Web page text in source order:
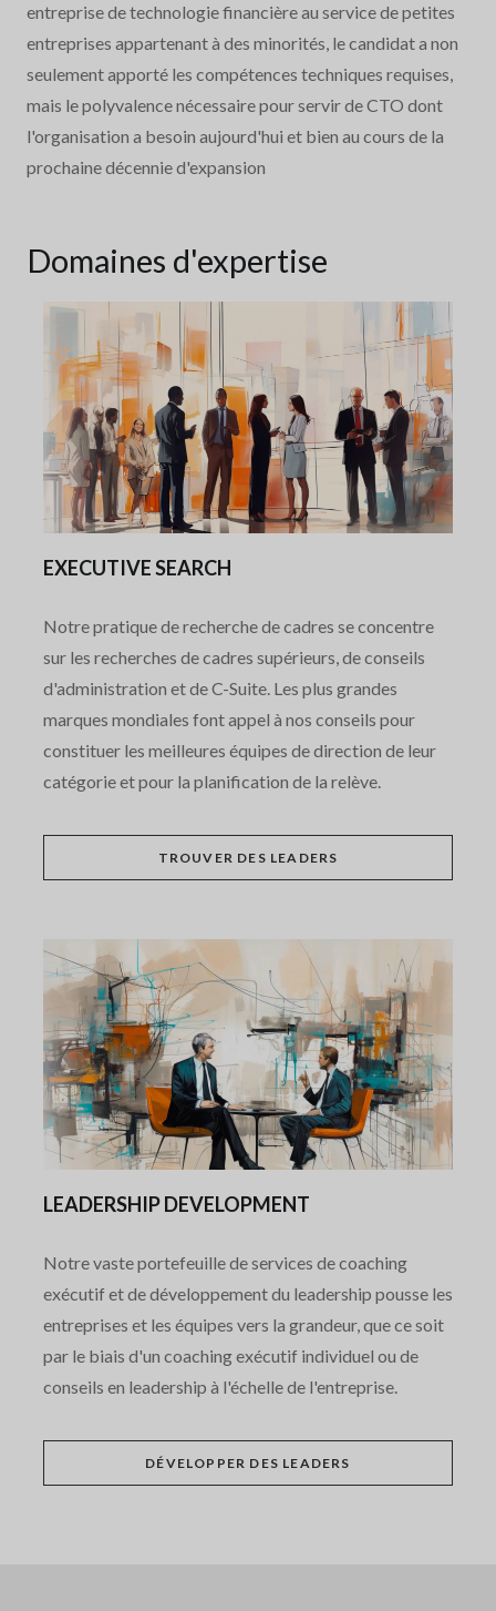
entreprise de technologie financière au service de petites
entreprises appartenant à des minorités, le candidat a non
seulement apporté les compétences techniques requises,
mais le polyvalence nécessaire pour servir de CTO dont
l'organisation a besoin aujourd'hui et bien au cours de la
prochaine décennie d'expansion
Domaines d'expertise
EXECUTIVE SEARCH
Notre pratique de recherche de cadres se concentre
sur les recherches de cadres supérieurs, de conseils
d'administration et de C-Suite. Les plus grandes
marques mondiales font appel à nos conseils pour
constituer les meilleures équipes de direction de leur
catégorie et pour la planification de la relève.
TROUVER DES LEADERS
LEADERSHIP DEVELOPMENT
Notre vaste portefeuille de services de coaching
exécutif et de développement du leadership pousse les
entreprises et les équipes vers la grandeur, que ce soit
par le biais d'un coaching exécutif individuel ou de
conseils en leadership à l'échelle de l'entreprise.
DÉVELOPPER DES LEADERS